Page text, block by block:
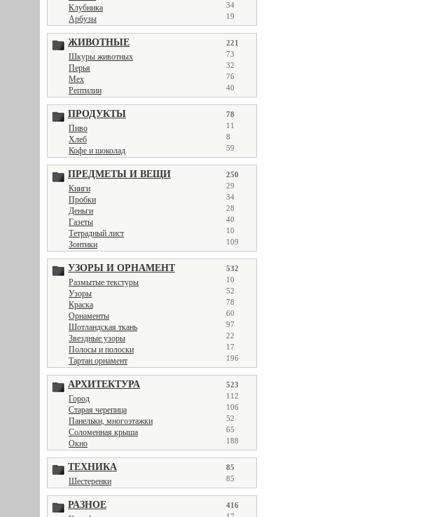
Клубника 34
Арбузы 19
ЖИВОТНЫЕ 221
Шкуры животных 73
Перья 32
Мех 76
Рептилии 40
ПРОДУКТЫ 78
Пиво 11
Хлеб 8
Кофе и шоколад 59
ПРЕДМЕТЫ И ВЕЩИ 250
Книги 29
Пробки 34
Деньги 28
Газеты 40
Тетрадный лист 10
Зонтики 109
УЗОРЫ И ОРНАМЕНТ 532
Размытые текстуры 10
Узоры 52
Краска 78
Орнаменты 60
Шотландская ткань 97
Звездные узоры 22
Полосы и полоски 17
Тартан орнамент 196
АРХИТЕКТУРА 523
Город 112
Старая черепица 106
Панельки, многоэтажки 52
Соломенная крыша 65
Окно 188
ТЕХНИКА 85
Шестеренки 85
РАЗНОЕ 416